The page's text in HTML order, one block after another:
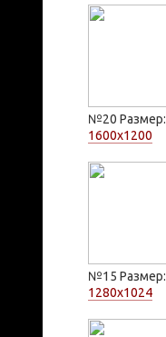
№20 Размер:
1600x1200
№15 Размер:
1280x1024